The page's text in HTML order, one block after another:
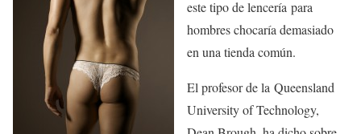
este tipo de lencería para
hombres chocaría demasiado
en una tienda común.
El profesor de la Queensland
University of Technology,